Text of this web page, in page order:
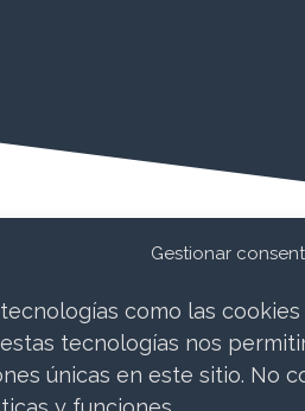
Gestionar
como las
tecnologías nos
únicas en este sitio. No